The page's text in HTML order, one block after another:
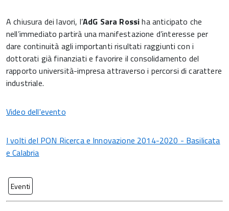
A chiusura dei lavori, l’AdG Sara Rossiha anticipato che
nell’immediato partirà una manifestazione d’interesse per
dare continuità agli importanti risultati raggiunti con i
dottorati già finanziati e favorire il consolidamento del
rapporto università-impresa attraverso i percorsi di carattere
industriale.
Video dell'evento
I volti del PON Ricerca e Innovazione 2014-2020 - Basilicata
e Calabria
Eventi